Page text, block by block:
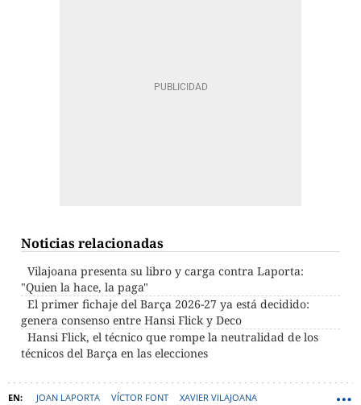
Noticias relacionadas
Vilajoana presenta su libro y carga contra Laporta:
"Quien la hace, la paga"
El primer fichaje del Barça 2026-27 ya está decidido:
genera consenso entre Hansi Flick y Deco
Hansi Flick, el técnico que rompe la neutralidad de los
técnicos del Barça en las elecciones
JOAN LAPORTA VÍCTOR FONT XAVIER VILAJOANA